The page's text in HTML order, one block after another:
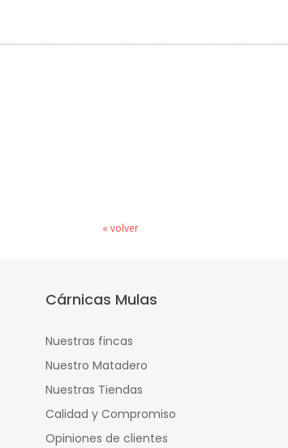
« volver
Cárnicas Mulas
Nuestras fincas
Nuestro Matadero
Nuestras Tiendas
Calidad y Compromiso
Opiniones de clientes